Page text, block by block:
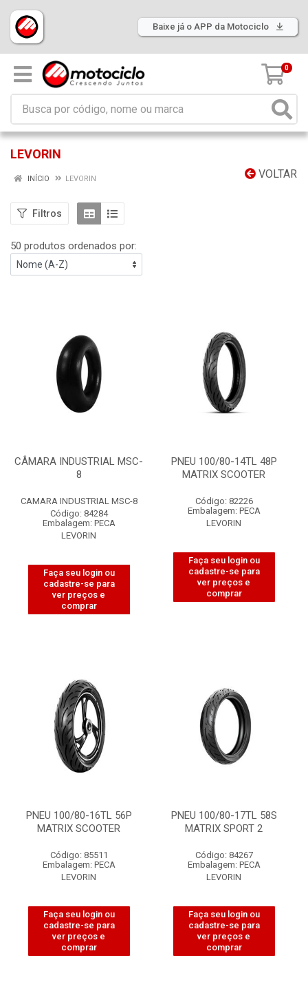
Baixe já o APP da Motociclo
0
LEVORIN
VOLTAR
INÍCIO LEVORIN
Filtros
50 produtos ordenados por:
CÂMARA INDUSTRIAL MSC-
8
CAMARA INDUSTRIAL MSC-8
Código: 84284
Embalagem: PECA
LEVORIN
Faça seu login ou
cadastre-se para
ver preços e
comprar
PNEU 100/80-14TL 48P
MATRIX SCOOTER
Código: 82226
Embalagem: PECA
LEVORIN
Faça seu login ou
cadastre-se para
ver preços e
comprar
PNEU 100/80-16TL 56P
MATRIX SCOOTER
Código: 85511
Embalagem: PECA
LEVORIN
Faça seu login ou
cadastre-se para
ver preços e
comprar
PNEU 100/80-17TL 58S
MATRIX SPORT 2
Código: 84267
Embalagem: PECA
LEVORIN
Faça seu login ou
cadastre-se para
ver preços e
comprar